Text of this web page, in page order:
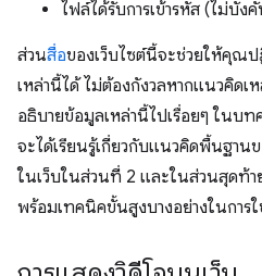
ไฟล์ได้รับการเข้ารหัส (ไม่บัง
ส่วนสื่อของเว็บไซต์นี้จะช่วยให้คุณ
เหล่านี้ได้ ไม่ต้องกังวลหากแนวคิดเห
อธิบายข้อมูลเหล่านี้ไปเรื่อยๆ ในบ
จะได้เรียนรู้เกี่ยวกับแนวคิดพื้นฐาน
ในเว็บในส่วนที่ 2 และในส่วนสุดท้า
พร้อมเทคนิคขั้นสูงบางอย่างในการ